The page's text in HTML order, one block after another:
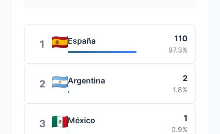
1 España 110
97.3%
2 Argentina 2
1.8%
3 México 1
0.9%